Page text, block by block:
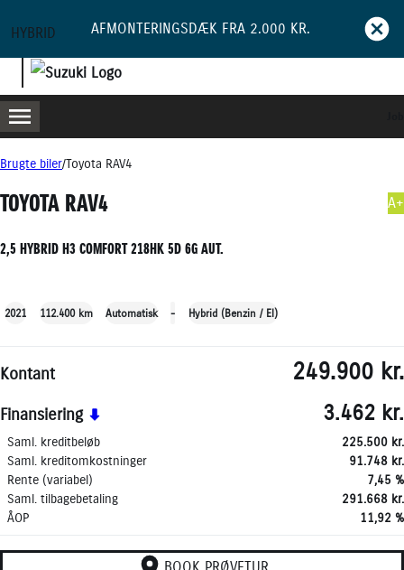
AFMONTERINGSDÆK FRA 2.000 KR.
MENU
Brugte biler Toyota RAV4
TOYOTA RAV4
2,5 HYBRID H3 COMFORT 218HK 5D 6G AUT.
A+
HYBRID
2021 112.400 km Automatisk - Hybrid (Benzin / El)
Kontant 249.900 kr.
Finansiering 3.462 kr.
Saml. kreditbeløb
225.500 kr.
Saml. kreditomkostninger
91.748 kr.
Rente (variabel)
7,45 %
Saml. tilbagebetaling
291.668 kr.
ÅOP
11,92 %
BOOK PRØVETUR